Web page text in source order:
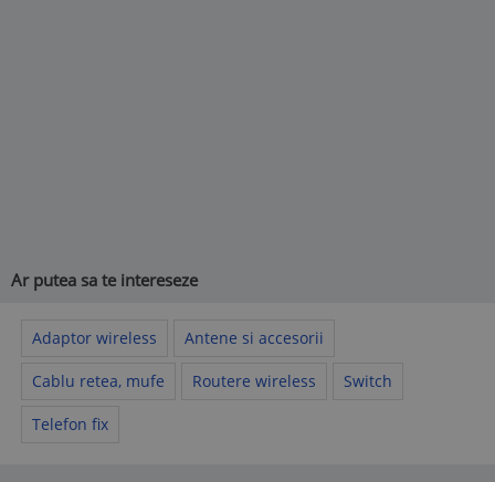
Ar putea sa te intereseze
Adaptor wireless Antene si accesorii
Cablu retea, mufe Routere wireless Switch
Telefon fix